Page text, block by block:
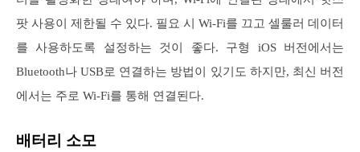
팟 사용이 제한될 수 있다. 필요 시 Wi-Fi를 끄고 셀룰러 데이터
를 사용하도록 설정하는 것이 좋다. 구형 iOS 버전에서는
Bluetooth나 USB로 연결하는 방법이 있기도 하지만, 최신 버전
에서는 주로 Wi-Fi를 통해 연결된다.
배터리 소모